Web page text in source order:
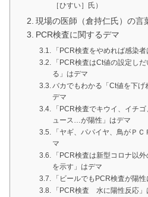
［ひすい］氏）
現場の医師（倉持仁氏）の言
PCR検査に関するデマ
「PCR検査をやめれば感染
「PCR検査はCt値の設定し
る」はデマ
バカでもわかる「Ct値を下
デマ
「PCR検査でキウイ、イチ
ュース…が陽性」はデマ
「ヤギ、パパイヤ、鳥がＰ
マ
「PCR検査は新型コロナ以
を示す」はデマ
「ビールでもPCR検査が陽
「PCR検査 水に陽性反応」